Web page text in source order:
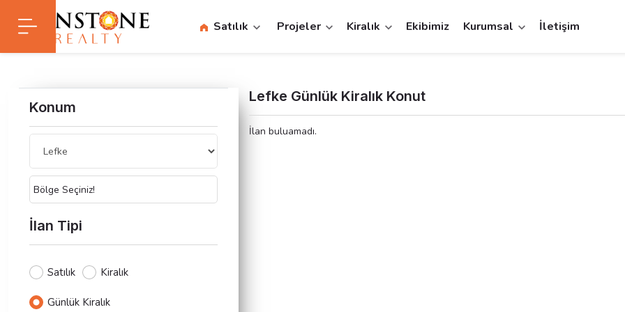
Satılık Projeler Kiralık Ekibimiz Kurumsal İletişim
Konum
Bölge Seçiniz!
İlan Tipi
Satılık Kiralık
Günlük Kiralık
Lefke Günlük Kiralık Konut
İlan buluamadı.